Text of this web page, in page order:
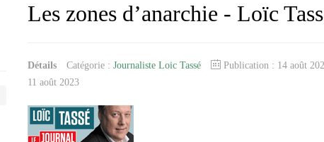
Les zones d’anarchie - Loïc
Détails Catégorie : Journaliste Loic Tassé Publication : 14 août
11 août 2023